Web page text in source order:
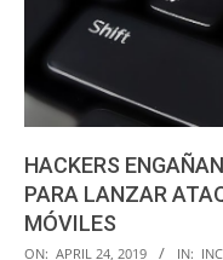
HACKERS
PARA LANZAR
MÓVILES
2019-
ON: APRIL 24, 2019 IN: